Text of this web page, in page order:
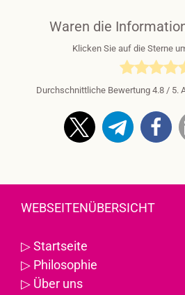
Waren die
Klicken Sie auf die Sterne
Durchschnittliche Bewertung 4.8 / 5.
WEBSEITENÜBERSICHT
▷Startseite
▷ Philosophie
▷ Über uns